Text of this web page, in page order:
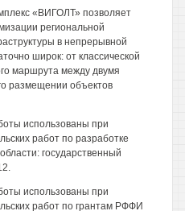
«ВИГОЛТ» позволяет
региональной
в непрерывной
широк: от классической
маршрута между двумя
размещении объектов
использованы при
работ по разработке
государственный
использованы при
работ по грантам РФФИ